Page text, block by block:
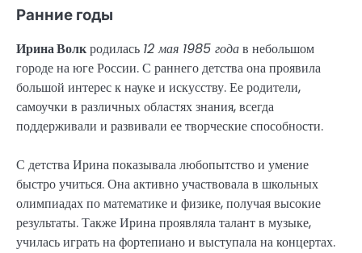
Ранние годы
Ирина Волкродилась 12 мая 1985 годав небольшом
городе на юге России. С раннего детства она проявила
большой интерес к науке и искусству. Ее родители,
самоучки в различных областях знания, всегда
поддерживали и развивали ее творческие способности.
С детства Ирина показывала любопытство и умение
быстро учиться. Она активно участвовала в школьных
олимпиадах по математике и физике, получая высокие
результаты. Также Ирина проявляла талант в музыке,
училась играть на фортепиано и выступала на концертах.